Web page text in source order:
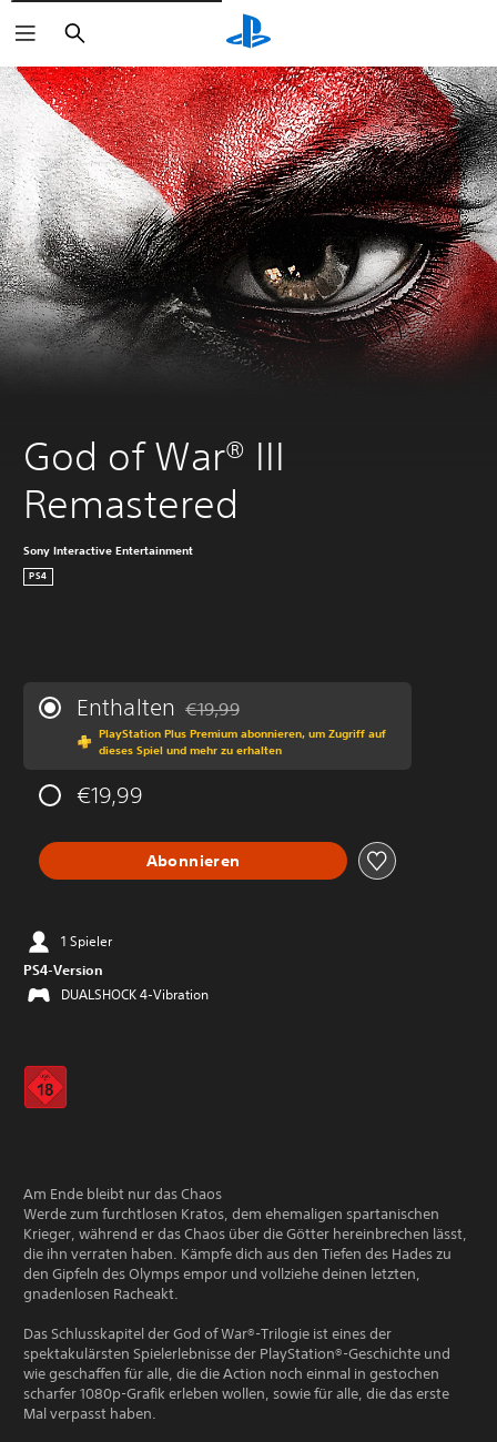
Suchen
God of War® III
Remastered
Sony Interactive Entertainment
PS4
Enthalten Preisnachlass gegenüber dem
€19,99
PlayStation Plus Premium abonnieren, um Zugriff auf
dieses Spiel und mehr zu erhalten
€19,99
Abonnieren
1 Spieler
PS4-Version
DUALSHOCK 4-Vibration
Am Ende bleibt nur das Chaos
Werde zum furchtlosen Kratos, dem ehemaligen spartanischen
Krieger, während er das Chaos über die Götter hereinbrechen lässt,
die ihn verraten haben. Kämpfe dich aus den Tiefen des Hades zu
den Gipfeln des Olymps empor und vollziehe deinen letzten,
gnadenlosen Racheakt.
Das Schlusskapitel der God of War®-Trilogie ist eines der
spektakulärsten Spielerlebnisse der PlayStation®-Geschichte und
wie geschaffen für alle, die die Action noch einmal in gestochen
scharfer 1080p-Grafik erleben wollen, sowie für alle, die das erste
Mal verpasst haben.